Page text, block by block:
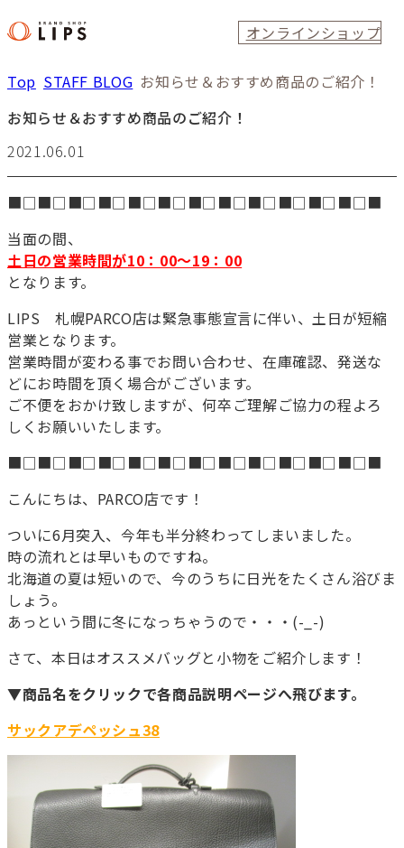
オンラインショップ
Top STAFF BLOG お知らせ＆おすすめ商品のご紹介！
お知らせ＆おすすめ商品のご紹介！
2021.06.01
■□■□■□■□■□■□■□■□■□■□■□■□■
当面の間、
土日の営業時間が10：00～19：00
となります。
LIPS 札幌PARCO店は緊急事態宣言に伴い、土日が短縮
営業となります。
営業時間が変わる事でお問い合わせ、在庫確認、発送な
どにお時間を頂く場合がございます。
ご不便をおかけ致しますが、何卒ご理解ご協力の程よろ
しくお願いいたします。
■□■□■□■□■□■□■□■□■□■□■□■□■
こんにちは、PARCO店です！
ついに6月突入、今年も半分終わってしまいました。
時の流れとは早いものですね。
北海道の夏は短いので、今のうちに日光をたくさん浴びま
しょう。
あっという間に冬になっちゃうので・・・(-_-)
さて、本日はオススメバッグと小物をご紹介します！
▼商品名をクリックで各商品説明ページへ飛びます。
サックアデペッシュ38